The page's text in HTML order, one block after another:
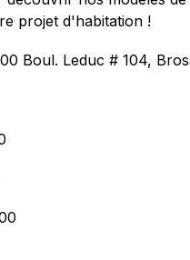
projet d'habitation !
Boul. Leduc # 104,